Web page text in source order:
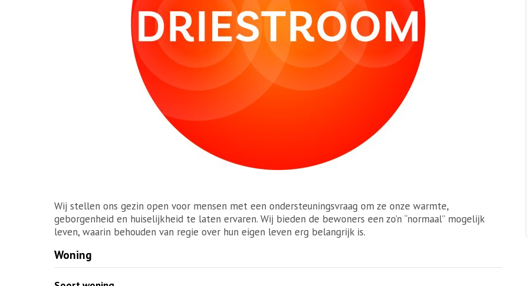
Wij stellen ons gezin open voor mensen met een ondersteuningsvraag om ze onze warmte,
geborgenheid en huiselijkheid te laten ervaren. Wij bieden de bewoners een zo’n “normaal” mogelijk
leven, waarin behouden van regie over hun eigen leven erg belangrijk is.
Woning